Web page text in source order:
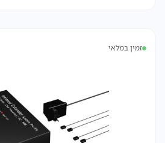
זמין במלאי